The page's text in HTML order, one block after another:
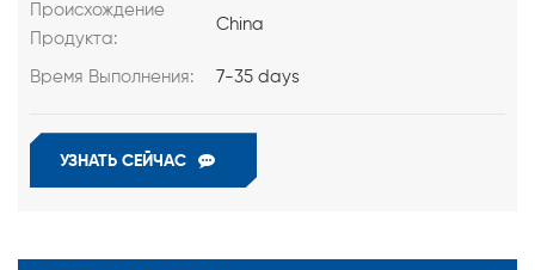
Происхождение
Продукта:
China
Время Выполнения: 7-35 days
УЗНАТЬ СЕЙЧАС